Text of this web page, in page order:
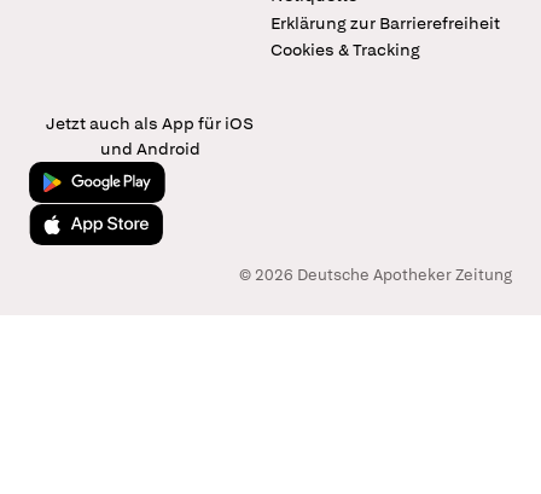
Erklärung zur Barrierefreiheit
Cookies & Tracking
Jetzt auch als App für iOS
und Android
Jetzt bei Google Play
Laden im App Store
© 2026 Deutsche Apotheker Zeitung